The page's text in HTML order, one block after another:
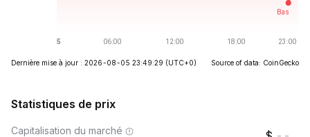
Dernière mise à jour : 2026-08-05 23:49:29 (UTC+0) Source of data: CoinGecko
Statistiques de prix
Capitalisation du marché